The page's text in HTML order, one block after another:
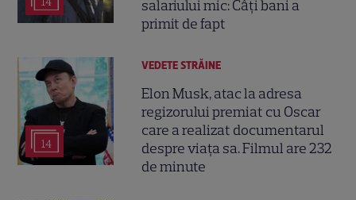
salariului mic: Câți bani a
primit de fapt
14
VEDETE STRĂINE
Elon Musk, atac la adresa
regizorului premiat cu Oscar
care a realizat documentarul
despre viața sa. Filmul are 232
de minute